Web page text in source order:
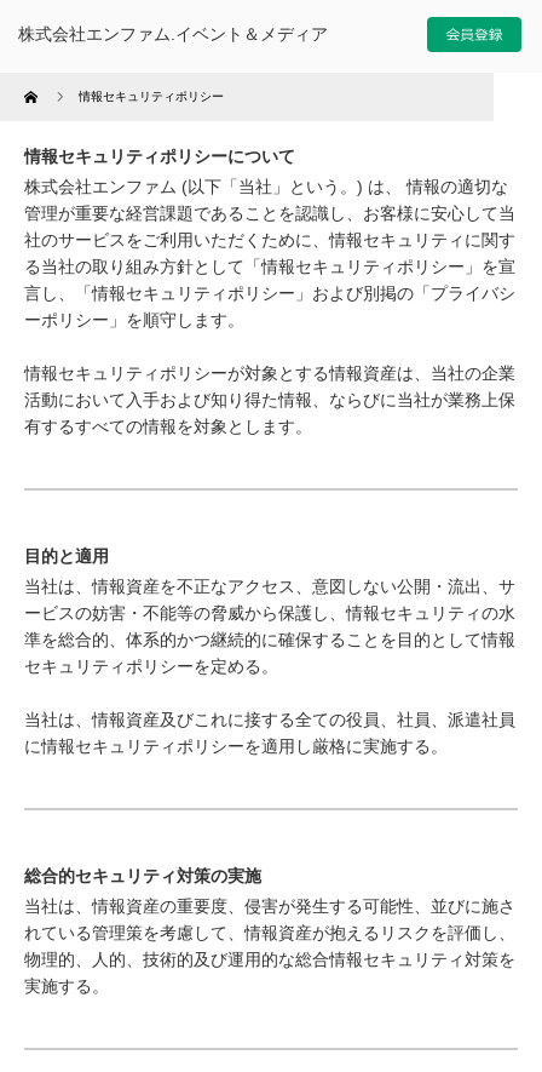
株式会社エンファム.イベント＆メディア
Home 情報セキュリティポリシー
情報セキュリティポリシーについて
株式会社エンファム (以下「当社」という。) は、 情報の適切な
管理が重要な経営課題であることを認識し、お客様に安心して当
社のサービスをご利用いただくために、情報セキュリティに関す
る当社の取り組み方針として「情報セキュリティポリシー」を宣
言し、「情報セキュリティポリシー」および別掲の「プライバシ
ーポリシー」を順守します。
情報セキュリティポリシーが対象とする情報資産は、当社の企業
活動において入手および知り得た情報、ならびに当社が業務上保
有するすべての情報を対象とします。
目的と適用
当社は、情報資産を不正なアクセス、意図しない公開・流出、サ
ービスの妨害・不能等の脅威から保護し、情報セキュリティの水
準を総合的、体系的かつ継続的に確保することを目的として情報
セキュリティポリシーを定める。
当社は、情報資産及びこれに接する全ての役員、社員、派遣社員
に情報セキュリティポリシーを適用し厳格に実施する。
総合的セキュリティ対策の実施
当社は、情報資産の重要度、侵害が発生する可能性、並びに施さ
れている管理策を考慮して、情報資産が抱えるリスクを評価し、
物理的、人的、技術的及び運用的な総合情報セキュリティ対策を
実施する。